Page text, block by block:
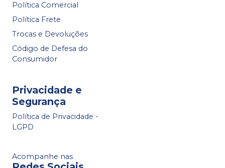
Política Comercial
Política Frete
Trocas e Devoluções
Código de Defesa do
Consumidor
Privacidade e
Segurança
Política de Privacidade -
LGPD
Acompanhe nas